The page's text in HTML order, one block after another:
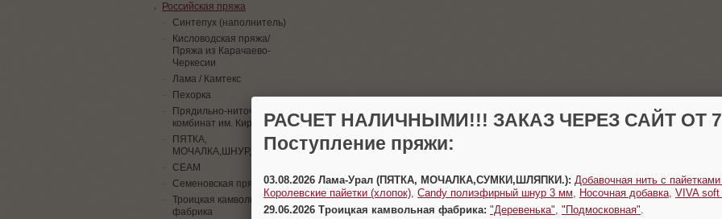
Российская пряжа
Синтепух (наполнитель)
Кисловодская пряжа/
Пряжа из Карачаево-
Черкесии
Лама / Камтекс
Пехорка
Прядильно-ниточный
комбинат им. Кирова
ПЯТКА,
МОЧАЛКА,ШНУР,ПАЙЕТКИ
СЕАМ
Семеновская пряжа
Троицкая камвольная
фабрика
РАСЧЕТ НАЛИЧНЫМИ!!! ЗАКАЗ ЧЕРЕЗ САЙТ ОТ
Поступление пряжи:
03.08.2026 Лама-Урал (ПЯТКА, МОЧАЛКА,СУМКИ,ШЛЯПКИ.): Добавочная нить с
Королевские пайетки (хлопок) Candy полиэфирный шнур 3 мм Носочная добавка VIVA
29.06.2026 Троицкая камвольная фабрика: "Деревенька" "Подмосковная"